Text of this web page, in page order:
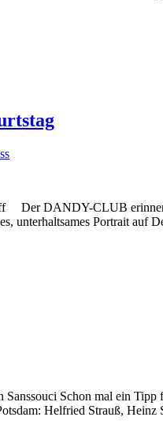
Der DANDY-CLUB
unterhaltsames Portrait
Schon mal ein
Helfried Strauß,